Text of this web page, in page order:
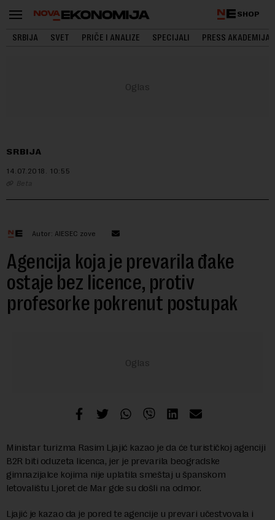
SHOP
SRBIJA SVET PRIČE I ANALIZE SPECIJALI PRESS AKADEMIJA
SRBIJA
14.07.2018. 10:55
Beta
Autor: AIESEC zove
Agencija koja je prevarila đake
ostaje bez licence, protiv
profesorke pokrenut postupak
Ministar turizma Rasim Ljajić kazao je da će turističkoj agenciji
B2R biti oduzeta licenca, jer je prevarila beogradske
gimnazijalce kojima nije uplatila smeštaj u špаnskom
letovаlištu Ljoret de Mаr gde su došli nа odmor.
Ljajić je kazao da je pored te agencije u prevari učestvovala i